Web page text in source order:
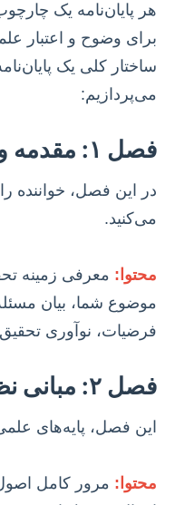
هر پایان‌نامه یک
برای وضوح و اعتبار
ساختار کلی یک
می‌پردازیم:
فصل ۱: مقدمه و کلیات
در این فصل، خواننده
می‌کنید.
محتوا: معرفی زمینه
موضوع شما، بیان
فرضیات، نوآوری تحقیق
فصل ۲: مبانی نظری و پیشینه تحقیق
این فصل، پایه‌های
محتوا: مرور کامل